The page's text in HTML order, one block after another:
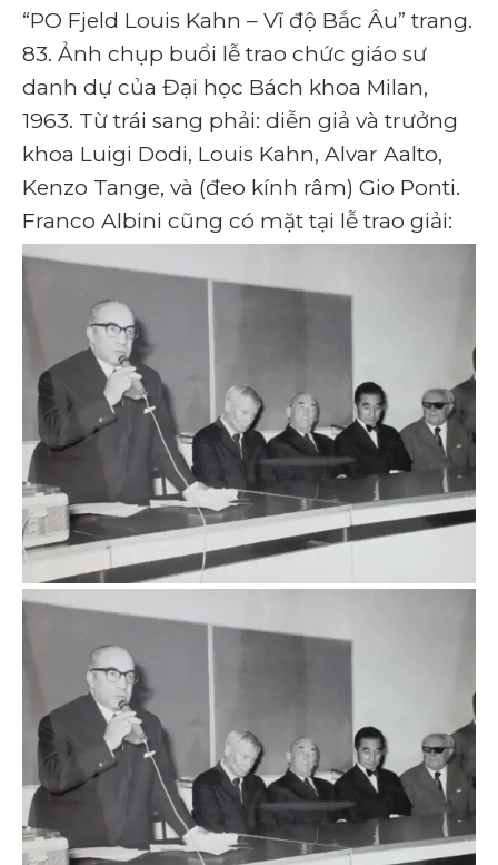
“PO Fjeld Louis Kahn – Vĩ độ Bắc Âu” trang.
83. Ảnh chụp buổi lễ trao chức giáo sư
danh dự của Đại học Bách khoa Milan,
1963. Từ trái sang phải: diễn giả và trưởng
khoa Luigi Dodi, Louis Kahn, Alvar Aalto,
Kenzo Tange, và (đeo kính râm) Gio Ponti.
Franco Albini cũng có mặt tại lễ trao giải: